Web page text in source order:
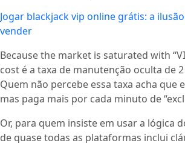
Jogar blackjack vip online grátis: a
vender
Because the market is saturated with
cost é a taxa de manutenção oculta de
Quem não percebe essa taxa acha que
mas paga mais por cada minuto de
Or, para quem insiste em usar a lógica
de quase todas as plataformas inclui